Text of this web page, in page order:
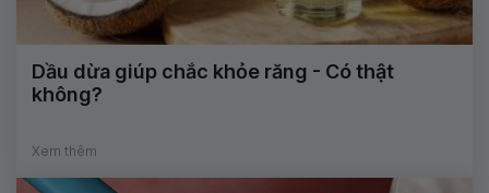
Dầu dừa giúp chắc khỏe răng - Có thật
không?
Xem thêm